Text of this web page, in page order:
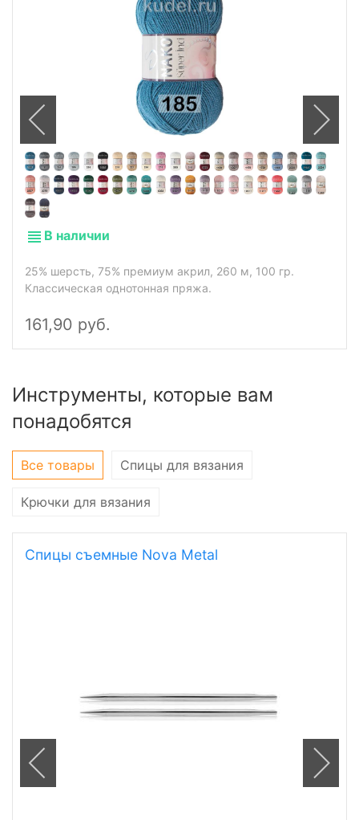
В наличии
25% шерсть, 75% премиум акрил, 260 м, 100 гр.
Классическая однотонная пряжа.
161,90 руб.
Инструменты, которые вам
понадобятся
Все товары Спицы для вязания
Крючки для вязания
Спицы съемные Nova Metal